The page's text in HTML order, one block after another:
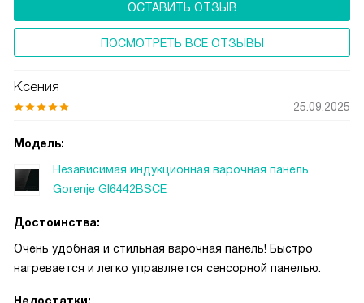
ОСТАВИТЬ ОТЗЫВ
ПОСМОТРЕТЬ ВСЕ ОТЗЫВЫ
Ксения
25.09.2025
Модель:
Независимая индукционная варочная панель
Gorenje GI6442BSCE
Достоинства:
Очень удобная и стильная варочная панель! Быстро
нагревается и легко управляется сенсорной панелью.